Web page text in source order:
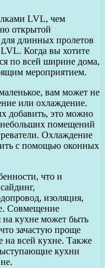
LVL, чем
открытой
длинных пролетов
LVL. Когда вы хотите
по всей ширине дома,
мероприятием.
вам может не
или охлаждение.
добавить, это можно
небольших помещений
Охлаждение
с помощью оконных
что и
изоляция,
Совмещение
кухне может быть
зачастую проще
на всей кухне. Также
кухни